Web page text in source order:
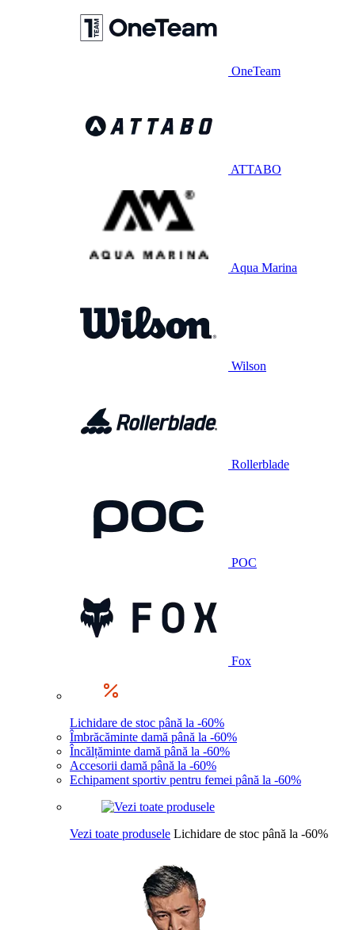
OneTeam
ATTABO
Aqua Marina
Wilson
Rollerblade
POC
Fox
Lichidare de stoc până la -60%
Îmbrăcăminte damă până la -60%
Încălțăminte damă până la -60%
Accesorii damă până la -60%
Echipament sportiv pentru femei până la -60%
Vezi toate produsele Lichidare de stoc până la -60%